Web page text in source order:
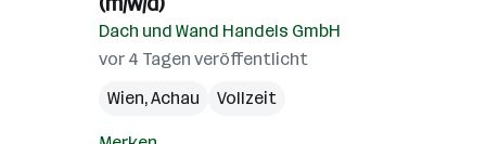
Dach und Wand Handels GmbH
vor 4 Tagen veröffentlicht
Wien,Achau Vollzeit